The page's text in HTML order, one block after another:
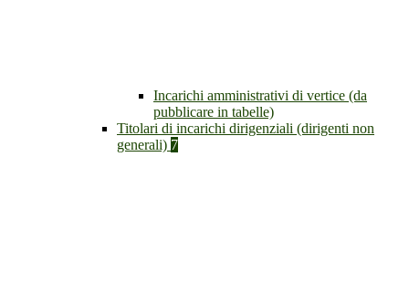
Incarichi amministrativi di vertice (da
pubblicare in tabelle)
Titolari di incarichi dirigenziali (dirigenti non
generali) 7